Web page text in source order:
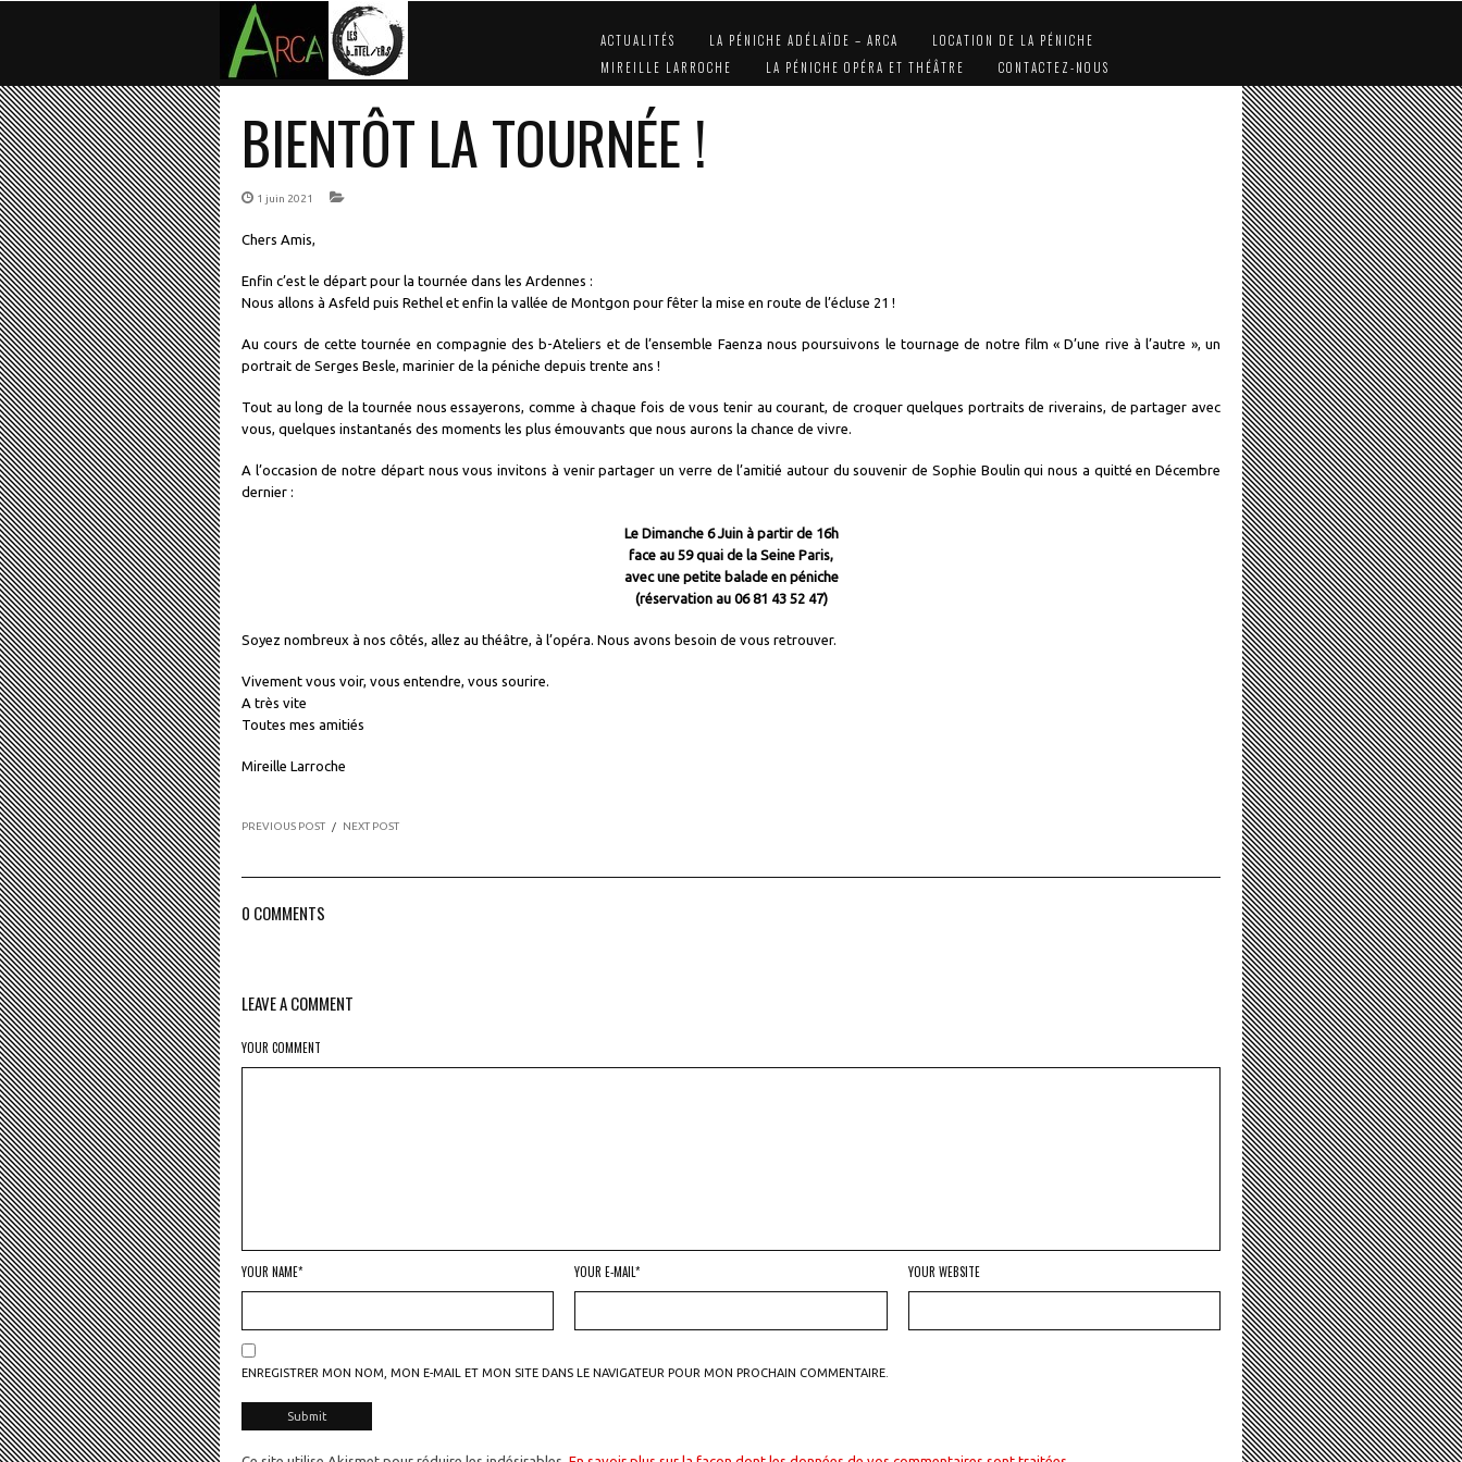
ACTUALITÉS LA PÉNICHE ADÉLAÏDE – ARCA
LOCATION DE LA PÉNICHE
MIREILLE LARROCHE
LA PÉNICHE OPÉRA ET THÉÂTRE CONTACTEZ-NOUS
BIENTÔT LA TOURNÉE !
1 juin 2021
Chers Amis,
Enfin c’est le départ pour la tournée dans les Ardennes :
Nous allons à Asfeld puis Rethel et enfin la vallée de Montgon pour fêter la mise en route de l’écluse 21 !
Au cours de cette tournée en compagnie des b-Ateliers et de l’ensemble Faenza nous poursuivons le tournage de notre film « D’une rive à l’autre », un
portrait de Serges Besle, marinier de la péniche depuis trente ans !
Tout au long de la tournée nous essayerons, comme à chaque fois de vous tenir au courant, de croquer quelques portraits de riverains, de partager avec
vous, quelques instantanés des moments les plus émouvants que nous aurons la chance de vivre.
A l’occasion de notre départ nous vous invitons à venir partager un verre de l’amitié autour du souvenir de Sophie Boulin qui nous a quitté en Décembre
dernier :
Le Dimanche 6 Juin à partir de 16h
face au 59 quai de la Seine Paris,
avec une petite balade en péniche
(réservation au 06 81 43 52 47)
Soyez nombreux à nos côtés, allez au théâtre, à l’opéra. Nous avons besoin de vous retrouver.
Vivement vous voir, vous entendre, vous sourire.
A très vite
Toutes mes amitiés
Mireille Larroche
PREVIOUS POST / NEXT POST
0 COMMENTS
LEAVE A COMMENT
YOUR COMMENT
YOUR NAME* YOUR E-MAIL* YOUR WEBSITE
ENREGISTRER MON NOM, MON E-MAIL ET MON SITE DANS LE NAVIGATEUR POUR MON PROCHAIN COMMENTAIRE.